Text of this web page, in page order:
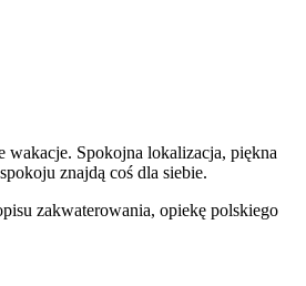
wakacje. Spokojna lokalizacja, piękna
znajdą coś dla siebie.
zakwaterowania, opiekę polskiego